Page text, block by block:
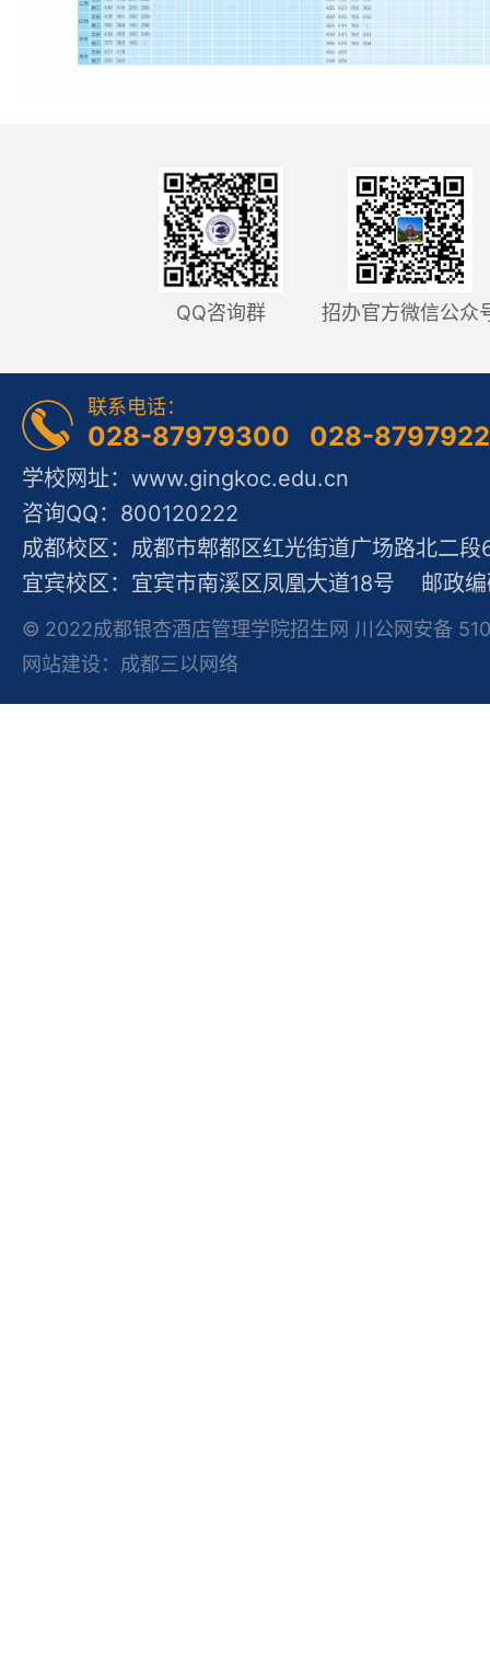
QQ咨询群 招办官方微信公众
联系电话：
028-87979300 028-
学校网址：www.gingkoc.edu.cn
咨询QQ：800120222
成都校区：成都市郫都区红光街道广场路北二
宜宾校区：宜宾市南溪区凤凰大道18号 邮政
© 2022成都银杏酒店管理学院招生网 川公网安备
网站建设：成都三以网络